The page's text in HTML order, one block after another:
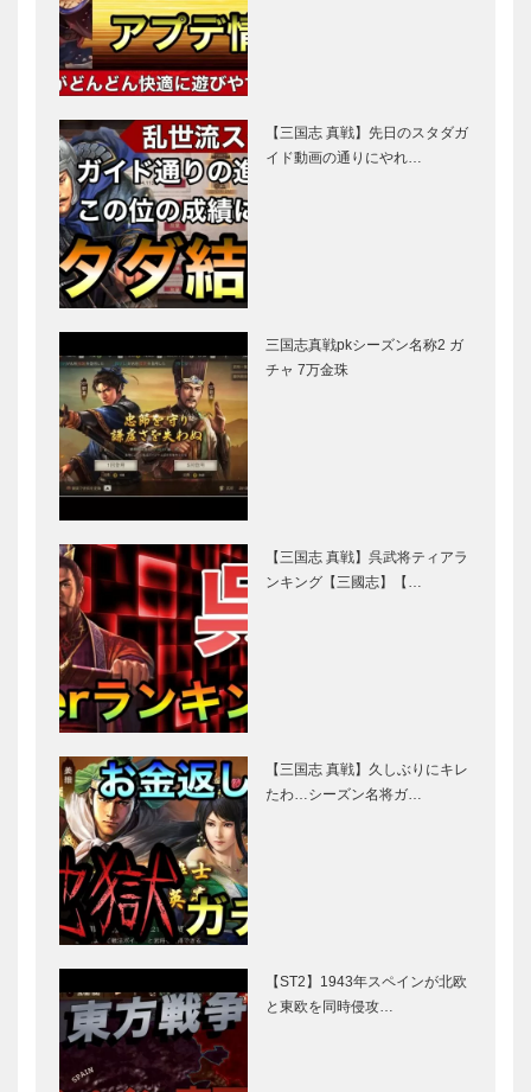
【三国志 真戦】先日のスタダガ
イド動画の通りにやれ…
三国志真戦pkシーズン名称2 ガ
チャ 7万金珠
【三国志 真戦】呉武将ティアラ
ンキング【三國志】【…
【三国志 真戦】久しぶりにキレ
たわ…シーズン名将ガ…
【ST2】1943年スペインが北欧
と東欧を同時侵攻…